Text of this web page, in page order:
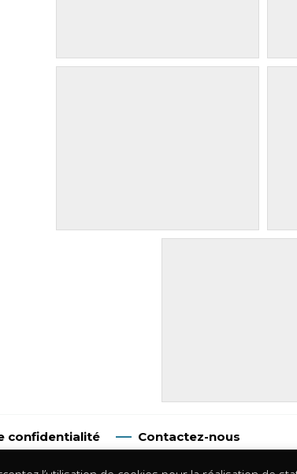
confidentialité Contactez-nous